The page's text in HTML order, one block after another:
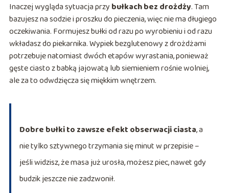
Inaczej wygląda sytuacja przy bułkach bez drożdży. Tam
bazujesz na sodzie i proszku do pieczenia, więc nie ma długiego
oczekiwania. Formujesz bułki od razu po wyrobieniu i od razu
wkładasz do piekarnika. Wypiek bezglutenowy z drożdżami
potrzebuje natomiast dwóch etapów wyrastania, ponieważ
gęste ciasto z babką jajowatą lub siemieniem rośnie wolniej,
ale za to odwdzięcza się miękkim wnętrzem.
Dobre bułki to zawsze efekt obserwacji ciasta, a
nie tylko sztywnego trzymania się minut w przepisie –
jeśli widzisz, że masa już urosła, możesz piec, nawet gdy
budzik jeszcze nie zadzwonił.